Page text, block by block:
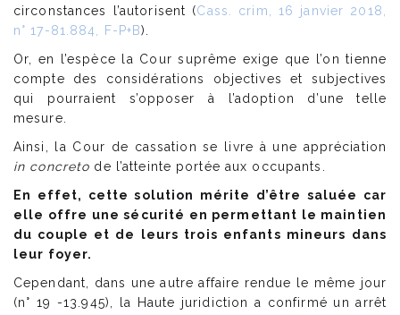
circonstances l’autorisent (Cass. crim, 16 janvier 2018,
n° 17-81.884, F-P+B).
Or, en l’espèce la Cour suprême exige que l’on tienne
compte des considérations objectives et subjectives
qui pourraient s’opposer à l’adoption d’une telle
mesure.
Ainsi, la Cour de cassation se livre à une appréciation
in concreto de l’atteinte portée aux occupants.
En effet, cette solution mérite d’être saluée car
elle offre une sécurité en permettant le maintien
du couple et de leurs trois enfants mineurs dans
leur foyer.
Cependant, dans une autre affaire rendue le même jour
(n° 19 -13.945), la Haute juridiction a confirmé un arrêt